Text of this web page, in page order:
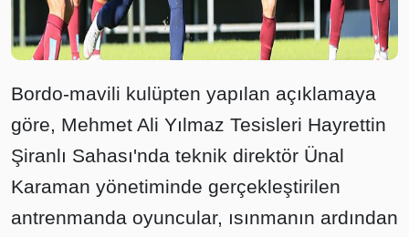
Bordo-mavili kulüpten yapılan açıklamaya
göre, Mehmet Ali Yılmaz Tesisleri Hayrettin
Şiranlı Sahası'nda teknik direktör Ünal
Karaman yönetiminde gerçekleştirilen
antrenmanda oyuncular, ısınmanın ardından